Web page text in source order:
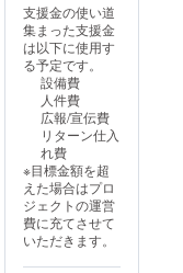
支援金の使い道
集まった支援金
は以下に使用す
る予定です。
設備費
人件費
広報/宣伝費
リターン仕入
れ費
※目標金額を超
えた場合はプロ
ジェクトの運営
費に充てさせて
いただきます。